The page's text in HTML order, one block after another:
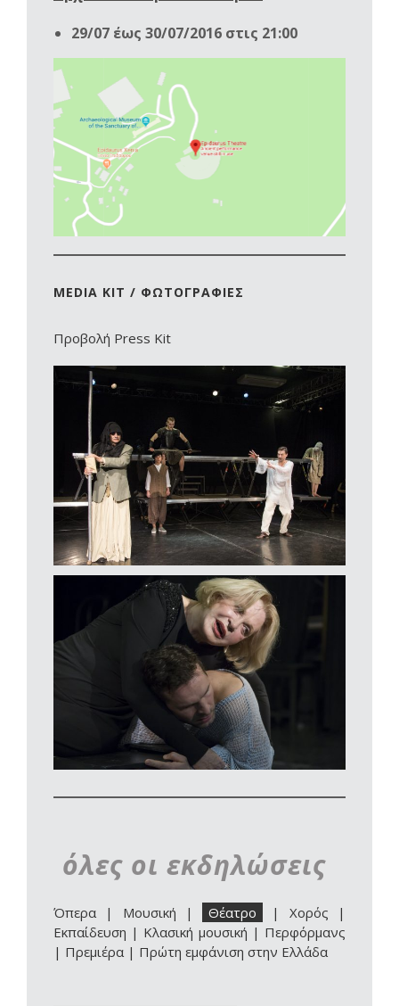
29/07 έως 30/07/2016 στις 21:00
MEDIA KIT / ΦΩΤΟΓΡΑΦΙΕΣ
Προβολή Press Kit
όλες οι εκδηλώσεις
Όπερα | Μουσική | Θέατρο | Χορός |
Εκπαίδευση | Κλασική μουσική | Περφόρμανς
| Πρεμιέρα | Πρώτη εμφάνιση στην Ελλάδα